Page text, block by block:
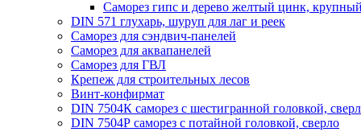
Саморез гипс и дерево желтый цинк,
DIN 571 глухарь, шуруп для лаг и реек
Саморез для сэндвич-панелей
Саморез для аквапанелей
Саморез для ГВЛ
Крепеж для строительных лесов
Винт-конфирмат
DIN 7504К саморез с шестигранной головкой,
DIN 7504Р саморез с потайной головкой, сверло